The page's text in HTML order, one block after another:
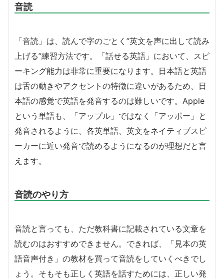
音読
「音読」は、読んで字のごとく”英文を声に出して読み
上げる”練習方法です。「話せる英語」において、スピ
ーキング能力は非常に重要になります。日本語と英語
は舌の動きやアクセントの特徴に違いがあるため、日
本語の感覚で英語を発音するのは難しいです。Apple
という単語も、「アップル」ではなく「アッポー」と
発音されるように、各英単語、英文をネイティブスピ
ーカーに近い発音で読めるようになるのが理想だと言
えます。
音読のやり方
音読と言っても、ただ教科書に記載されている文章を
読むのはおすすめできません。できれば、「見本の英
語音声付き」の教材を買って音読をしていくべきでし
ょう。そもそも正しく英語を話すためには、正しい発